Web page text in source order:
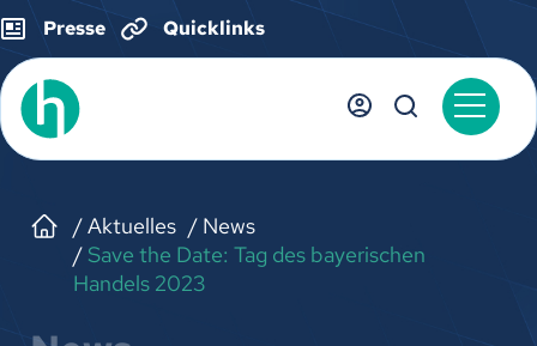
Presse Quicklinks
Aktuelles
News
Save the Date: Tag des bayerischen
Handels 2023